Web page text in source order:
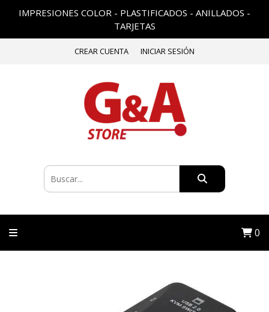
IMPRESIONES COLOR - PLASTIFICADOS - ANILLADOS -
TARJETAS
CREAR CUENTA INICIAR SESIÓN
0